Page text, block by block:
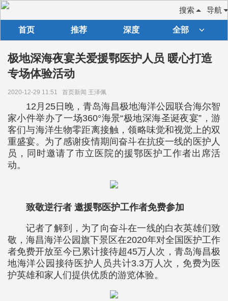
导航
搜索
首页 推荐 深度 全部
极地深海夜宴关爱援鄂医护人员 暖心打造
专场体验活动
2020-12-29 11:51 首页新闻 王泽佩
12月25日晚，青岛海昌极地海洋公园联合海尔智
家小件举办了一场360°海景“极地深海圣诞夜宴”，游
客们与海洋生物零距离接触，领略味觉和视觉上的双
重盛宴。为了感谢疫情期间奋斗在抗疫一线的医护人
员，同时邀请了市立医院的援鄂医护工作者出席活
动。
致敬逆行者 邀援鄂医护工作者免费参加
记者了解到，为了向奋斗在一线的白衣英雄们致
敬，海昌海洋公园旗下景区在2020年对全国医护工作
者免费开放至今已累计接待超45万人次，青岛海昌极
地海洋公园接待医护人员共计3.3万人次，免费为医
护英雄和家人们提供优质的游览体验。